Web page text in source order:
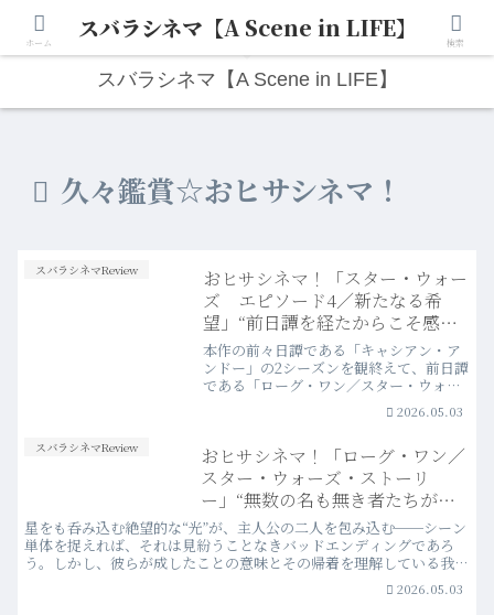
人生は“ひとりごと”から始まる。映画と写真と日々のこと。
スバラシネマ【A Scene in LIFE】
久々鑑賞☆おヒサシネマ！
スバラシネマReview
おヒサシネマ！「スター・ウォー
ズ エピソード4／新たなる希
望」“前日譚を経たからこそ感じ
る本作の正しいチープさ”
本作の前々日譚である「キャシアン・ア
ンドー」の2シーズンを観終えて、前日譚
である「ローグ・ワン／スター・ウォー
のラストでレイア姫が発した「希望で
間髪入れずに、この第一作目を観て、新
たな感慨が生まれた。
2026.05.03
スバラシネマReview
おヒサシネマ！「ローグ・ワン／
スター・ウォーズ・ストーリ
ー」“無数の名も無き者たちが手
繰り寄せた無慈悲な光に心震え
る”
星をも呑み込む絶望的な“光”が、主人公の二人を包み込む──シーン
単体を捉えれば、それは見紛うことなきバッドエンディングであろ
う。しかし、彼らが成したことの意味とその帰着を理解している我々
にとっては、筆舌に尽くしがたいエモーションを覚えずにはいられな
2026.05.03
ホーム スバラシネマ【A Scene in LIFE】 検索